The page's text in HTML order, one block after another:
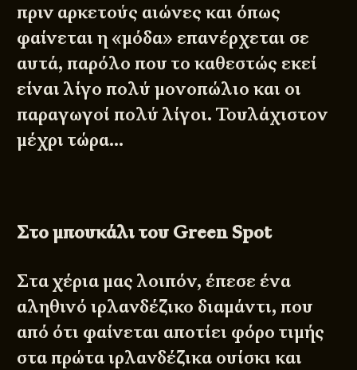
πριν αρκετούς αιώνες και όπως
φαίνεται η «μόδα» επανέρχεται σε
αυτά, παρόλο που το καθεστώς εκεί
είναι λίγο πολύ μονοπώλιο και οι
παραγωγοί πολύ λίγοι. Τουλάχιστον
μέχρι τώρα…
Στο μπουκάλι του Green Spot
Στα χέρια μας λοιπόν, έπεσε ένα
αληθινό ιρλανδέζικο διαμάντι, που
από ότι φαίνεται αποτίει φόρο τιμής
στα πρώτα ιρλανδέζικα ουίσκι και